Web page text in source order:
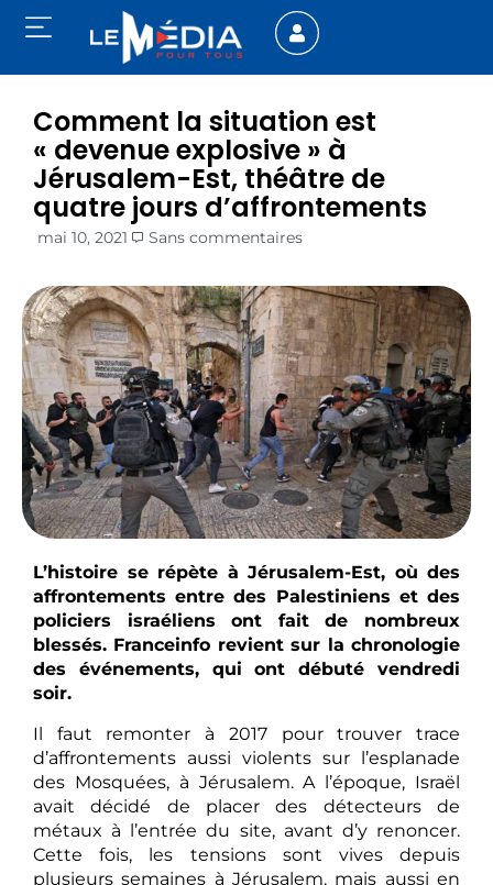
Comment la situation est
« devenue explosive » à
Jérusalem-Est, théâtre de
quatre jours d’affrontements
mai 10, 2021 Sans commentaires
L’histoire se répète à Jérusalem-Est, où des
affrontements entre des Palestiniens et des
policiers israéliens ont fait de nombreux
blessés. Franceinfo revient sur la chronologie
des événements, qui ont débuté vendredi
soir.
Il faut remonter à 2017 pour trouver trace
d’affrontements aussi violents sur l’esplanade
des Mosquées, à Jérusalem. A l’époque, Israël
avait décidé de placer des détecteurs de
métaux à l’entrée du site, avant d’y renoncer.
Cette fois, les tensions sont vives depuis
plusieurs semaines à Jérusalem, mais aussi en